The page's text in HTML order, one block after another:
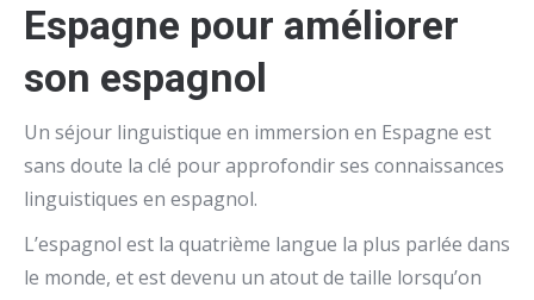
Espagne pour améliorer
son espagnol
Un séjour linguistique en immersion en Espagne est
sans doute la clé pour approfondir ses connaissances
linguistiques en espagnol.
L’espagnol est la quatrième langue la plus parlée dans
le monde, et est devenu un atout de taille lorsqu’on